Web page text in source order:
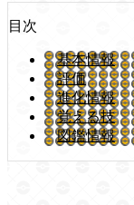
目次
基本情報
評価
進化情報
覚える技
図鑑情報